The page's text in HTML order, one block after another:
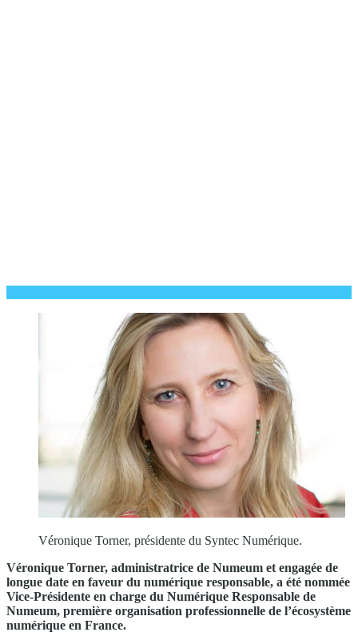
Véronique Torner, présidente du Syntec Numérique.
Véronique Torner, administratrice de Numeum et engagée de
longue date en faveur du numérique responsable, a été nommée
Vice-Présidente en charge du Numérique Responsable de
Numeum, première organisation professionnelle de l’écosystème
numérique en France.